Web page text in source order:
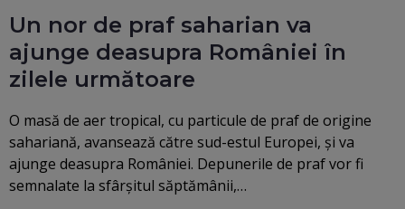
Un nor de praf saharian va
ajunge deasupra României în
zilele următoare
O masă de aer tropical, cu particule de praf de origine
sahariană, avansează către sud-estul Europei, și va
ajunge deasupra României. Depunerile de praf vor fi
semnalate la sfârşitul săptămânii,…